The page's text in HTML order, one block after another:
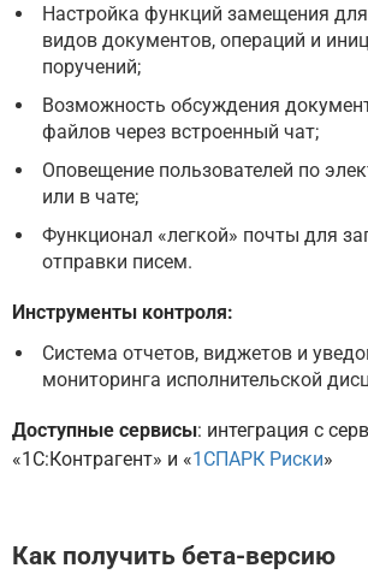
Настройка функций замещения
видов документов, операций и
поручений;
Возможность обсуждения
файлов через встроенный чат;
Оповещение пользователей по
или в чате;
Функционал «легкой» почты для
отправки писем.
Инструменты контроля:
Система отчетов, виджетов и
мониторинга исполнительской
Доступные сервисы: интеграция с
«1С:Контрагент» и «1СПАРК Риски»
Как получить бета-версию